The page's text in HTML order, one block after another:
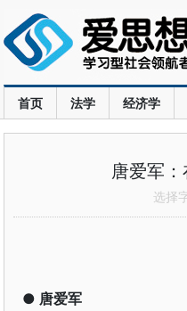
首页 法学 经济学
唐爱军
选择
● 唐爱军